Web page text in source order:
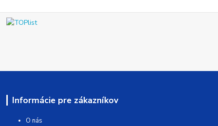
Informácie pre zákazníkov
O nás